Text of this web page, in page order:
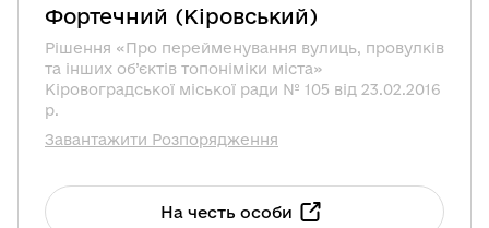
Фортечний (Кіровський)
Рішення «Про перейменування вулиць, провулків
та інших об’єктів топоніміки міста»
Кіровоградської міської ради № 105 від 23.02.2016
р.
Завантажити Розпорядження
На честь особи